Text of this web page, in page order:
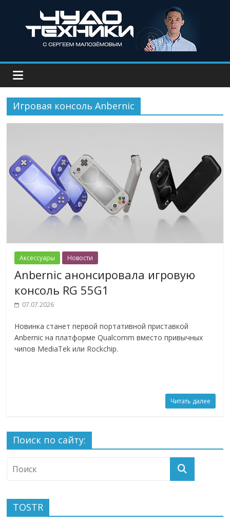
Игровая консоль Anbernic
Аксессуары Новости
Anbernic анонсировала игровую
консоль RG 55G1
07.07.2026
Новинка станет первой портативной приставкой
Anbernic на платформе Qualcomm вместо привычных
чипов MediaTek или Rockchip.
Читать далее
Поиск по сайту:
TOSTR